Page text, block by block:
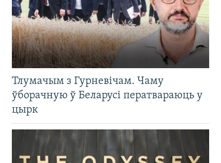
Тлумачым з Гурневічам. Чаму
ўборачную ў Беларусі ператвараюць у
цырк